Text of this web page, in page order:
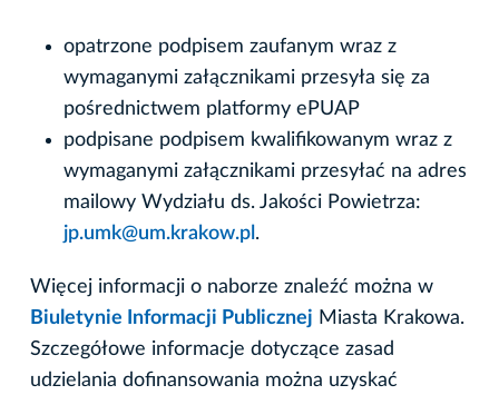
opatrzone podpisem zaufanym wraz z
wymaganymi załącznikami przesyła się za
pośrednictwem platformy ePUAP
podpisane podpisem kwalifikowanym wraz z
wymaganymi załącznikami przesyłać na adres
mailowy Wydziału ds. Jakości Powietrza:
jp.umk@um.krakow.pl .
Więcej informacji o naborze znaleźć można w
Biuletynie Informacji Publicznej Miasta Krakowa.
Szczegółowe informacje dotyczące zasad
udzielania dofinansowania można uzyskać